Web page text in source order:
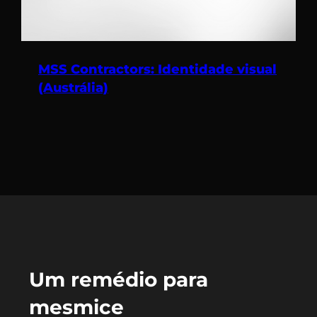
MSS Contractors: Identidade visual
(Austrália)
Um remédio para
mesmice